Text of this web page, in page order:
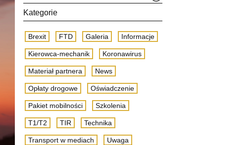
Kategorie
Brexit FTD Galeria Informacje
Kierowca-mechanik Koronawirus
Materiał partnera News
Opłaty drogowe Oświadczenie
Pakiet mobilności Szkolenia
T1/T2 TIR Technika
Transport w mediach Uwaga